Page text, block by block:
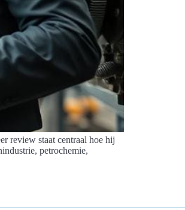
review staat centraal hoe hij
petrochemie,